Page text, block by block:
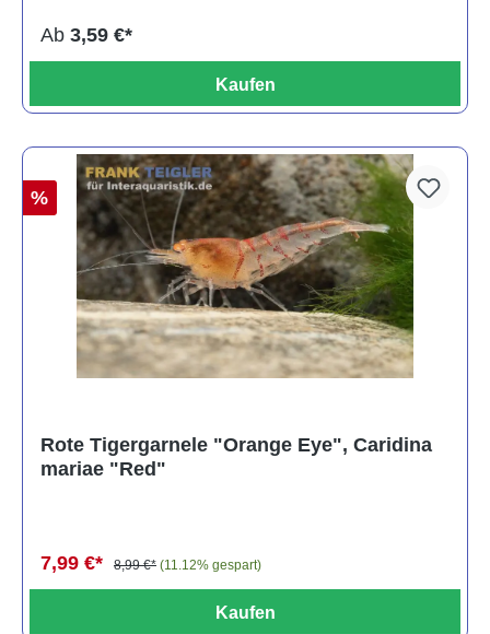
Ab 3,59 €*
Kaufen
%
Rote Tigergarnele "Orange Eye", Caridina
mariae "Red"
7,99 €* 8,99 €* (11.12% gespart)
Kaufen